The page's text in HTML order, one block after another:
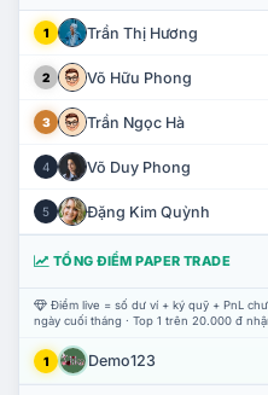
1 Trần Thị Hương
2 Võ Hữu Phong
3 Trần Ngọc Hà
4 Võ Duy Phong
5 Đặng Kim Quỳnh
TỔNG ĐIỂM PAPER TRADE
Điểm live = số dư ví + ký quỹ + PnL
ngày cuối tháng · Top 1 trên 20.000 đ
1 Demo123